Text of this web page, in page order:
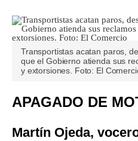
Transportistas acatan paros,
que el Gobierno atienda sus
y extorsiones. Foto: El
APAGADO DE
Martín Ojeda,